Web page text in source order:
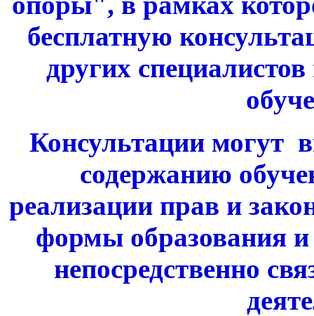
бесплатную
других
Консультации могут
содержанию
реализации прав и
формы образования
непосредственно